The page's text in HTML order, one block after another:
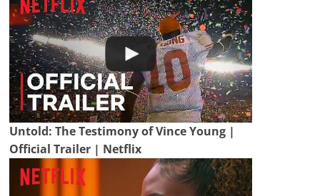
Untold: The Testimony of Vince Young |
Official Trailer | Netflix